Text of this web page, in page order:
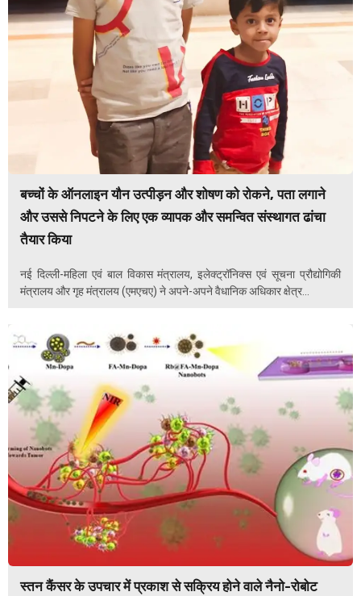
बच्चों के ऑनलाइन यौन उत्पीड़न और शोषण को रोकने, पता लगाने
और उससे निपटने के लिए एक व्यापक और समन्वित संस्थागत ढांचा
तैयार किया
नई दिल्ली-महिला एवं बाल विकास मंत्रालय, इलेक्ट्रॉनिक्स एवं सूचना प्रौद्योगिकी
मंत्रालय और गृह मंत्रालय (एमएचए) ने अपने-अपने वैधानिक अधिकार क्षेत्र...
स्तन कैंसर के उपचार में प्रकाश से सक्रिय होने वाले नैनो-रोबोट